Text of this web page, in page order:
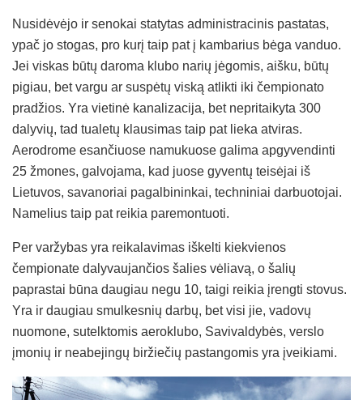
Nusidėvėjo ir senokai statytas administracinis pastatas,
ypač jo stogas, pro kurį taip pat į kambarius bėga vanduo.
Jei viskas būtų daroma klubo narių jėgomis, aišku, būtų
pigiau, bet vargu ar suspėtų viską atlikti iki čempionato
pradžios. Yra vietinė kanalizacija, bet nepritaikyta 300
dalyvių, tad tualetų klausimas taip pat lieka atviras.
Aerodrome esančiuose namukuose galima apgyvendinti
25 žmones, galvojama, kad juose gyventų teisėjai iš
Lietuvos, savanoriai pagalbininkai, techniniai darbuotojai.
Namelius taip pat reikia paremontuoti.
Per varžybas yra reikalavimas iškelti kiekvienos
čempionate dalyvaujančios šalies vėliavą, o šalių
paprastai būna daugiau negu 10, taigi reikia įrengti stovus.
Yra ir daugiau smulkesnių darbų, bet visi jie, vadovų
nuomone, sutelktomis aeroklubo, Savivaldybės, verslo
įmonių ir neabejingų biržiečių pastangomis yra įveikiami.